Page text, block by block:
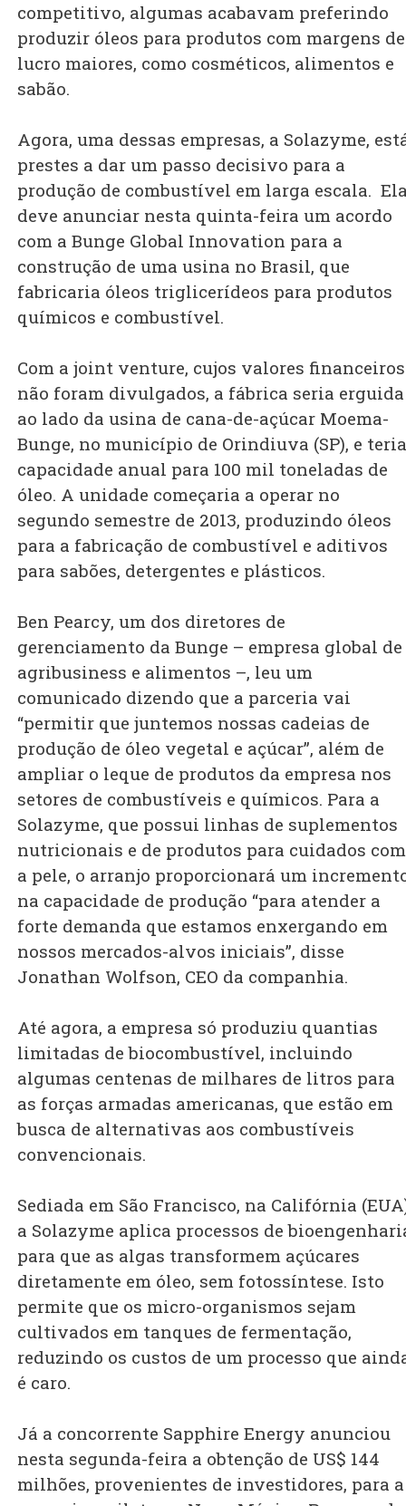
competitivo, algumas acabavam preferindo
produzir óleos para produtos com margens de
lucro maiores, como cosméticos, alimentos e
sabão.
Agora, uma dessas empresas, a Solazyme,
prestes a dar um passo decisivo para a
produção de combustível em larga escala.
deve anunciar nesta quinta-feira um acordo
com a Bunge Global Innovation para a
construção de uma usina no Brasil, que
fabricaria óleos triglicerídeos para produtos
químicos e combustível.
Com a joint venture, cujos valores financeiros
não foram divulgados, a fábrica seria erguida
ao lado da usina de cana-de-açúcar Moema-
Bunge, no município de Orindiuva (SP), e teria
capacidade anual para 100 mil toneladas de
óleo. A unidade começaria a operar no
segundo semestre de 2013, produzindo óleos
para a fabricação de combustível e aditivos
para sabões, detergentes e plásticos.
Ben Pearcy, um dos diretores de
gerenciamento da Bunge – empresa global de
agribusiness e alimentos –, leu um
comunicado dizendo que a parceria vai
“permitir que juntemos nossas cadeias de
produção de óleo vegetal e açúcar”, além de
ampliar o leque de produtos da empresa nos
setores de combustíveis e químicos. Para a
Solazyme, que possui linhas de suplementos
nutricionais e de produtos para cuidados com
a pele, o arranjo proporcionará um
na capacidade de produção “para atender a
forte demanda que estamos enxergando em
nossos mercados-alvos iniciais”, disse
Jonathan Wolfson, CEO da companhia.
Até agora, a empresa só produziu quantias
limitadas de biocombustível, incluindo
algumas centenas de milhares de litros para
as forças armadas americanas, que estão em
busca de alternativas aos combustíveis
convencionais.
Sediada em São Francisco, na Califórnia
a Solazyme aplica processos de
para que as algas transformem açúcares
diretamente em óleo, sem fotossíntese. Isto
permite que os micro-organismos sejam
cultivados em tanques de fermentação,
reduzindo os custos de um processo que
é caro.
Já a concorrente Sapphire Energy anunciou
nesta segunda-feira a obtenção de US$ 144
milhões, provenientes de investidores, para a